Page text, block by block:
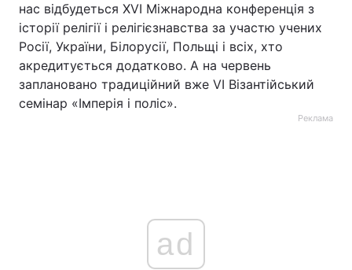
нас відбудеться XVI Міжнародна конференція з
історії релігії і релігієзнавства за участю учених
Росії, України, Білорусії, Польщі і всіх, хто
акредитується додатково. А на червень
заплановано традиційний вже VI Візантійський
семінар «Імперія і поліс».
Реклама
ad